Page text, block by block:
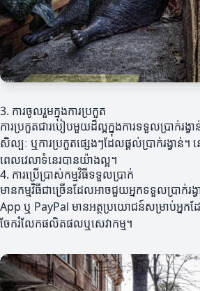
3. ការចូលរួមក្នុងការប្រកួត
ការប្រកួតជារបៀបមួយដ៏ល្អក្នុងការទទួលប្រាក់រង្វ
សិល្បៈ ឬការប្រកួតផ្សេងៗដែលផ្តល់ប្រាក់រង្វាន់។
ពេលវេលាទំនេរបានយ៉ាងល្អ។
4. ការប្រើប្រាស់កម្មវិធីទទួលប្រាក់
មានកម្មវិធីជាច្រើនដែលអាចជួយអ្នកទទួលប្រាក់
App ឬ PayPal មានអត្ថប្រយោជន៍សម្រាប់អ្នកដ
ចែករំលែកផលិតផលឬសេវាកម្ម។